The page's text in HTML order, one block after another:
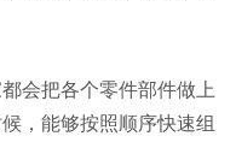
会把各个零件部件做上
，能够按照顺序快速组